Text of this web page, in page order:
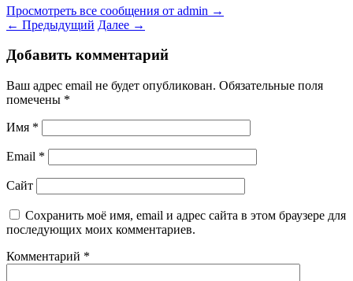
Просмотреть все сообщения от admin →
← Предыдущий Далее →
Добавить комментарий
Ваш адрес email не будет опубликован. Обязательные поля
помечены *
Имя *
Email *
Сайт
Сохранить моё имя, email и адрес сайта в этом браузере для
последующих моих комментариев.
Комментарий *